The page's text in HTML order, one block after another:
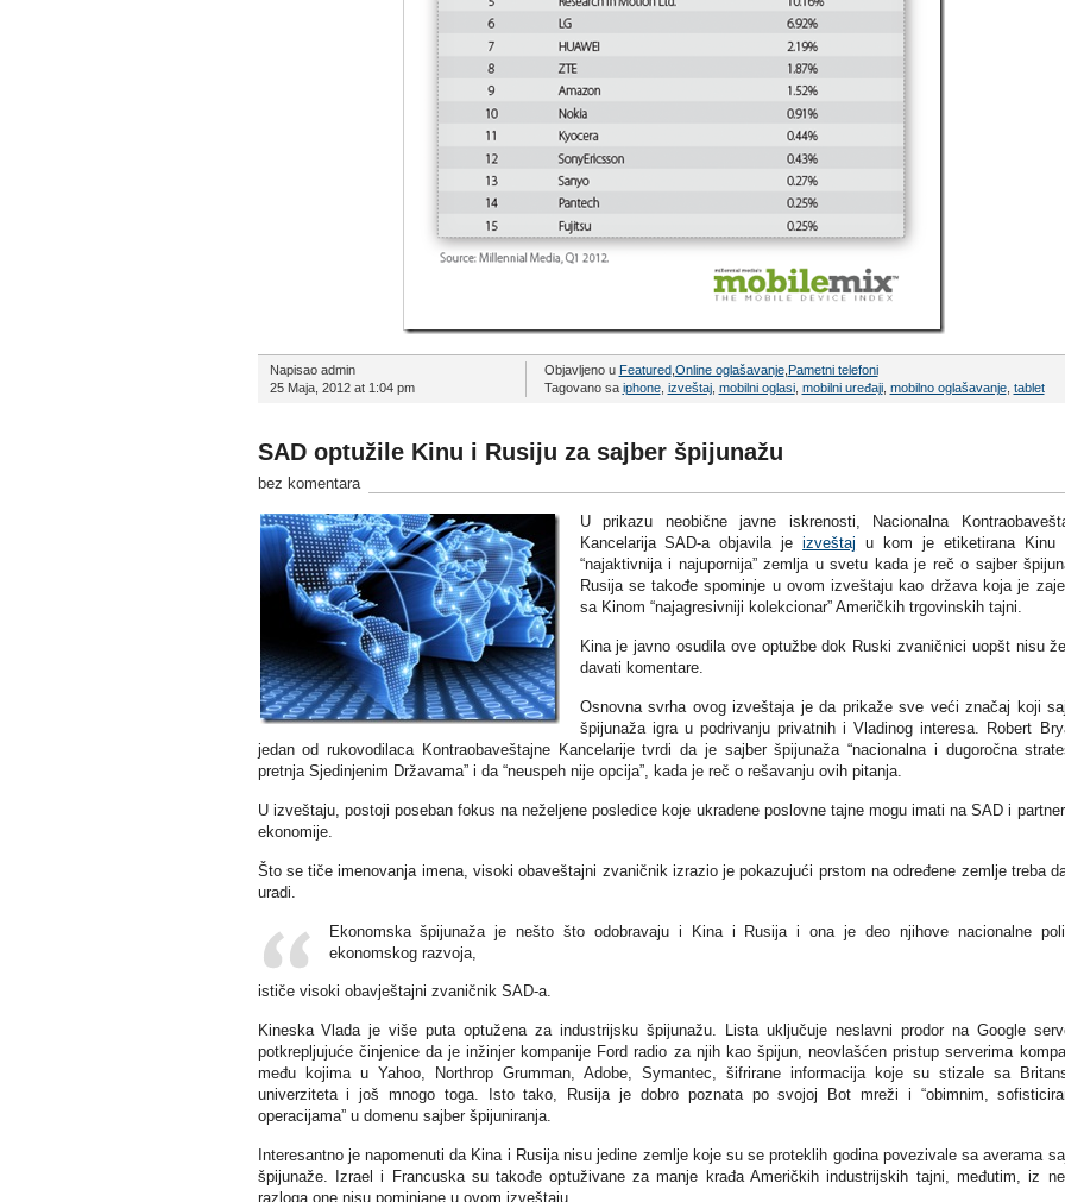
Napisao admin
25 Maja, 2012 at 1:04 pm
Objavljeno u Featured, Online oglašavanje, Pametni telefoni
Tagovano sa iphone, izveštaj, mobilni oglasi, mobilni uređaji, mobilno oglašavanje, tablet
SAD optužile Kinu i Rusiju za sajber špijunažu
bez komentara
U prikazu neobične javne iskrenosti, Nacionalna
Kancelarija SAD-a objavila jeizveštaj u kom je etiketirana Kinu
“najaktivnija i najupornija” zemlja u svetu kada je reč o sajber
Rusija se takođe spominje u ovom izveštaju kao država koja je
sa Kinom “najagresivniji kolekcionar” Američkih trgovinskih tajni.
Kina je javno osudila ove optužbe dok Ruski zvaničnici uopšt nisu
davati komentare.
Osnovna svrha ovog izveštaja je da prikaže sve veći značaj koji
špijunaža igra u podrivanju privatnih i Vladinog interesa. Robert
jedan od rukovodilaca Kontraobaveštajne Kancelarije tvrdi da je sajber špijunaža “nacionalna i dugoročna
pretnja Sjedinjenim Državama” i da “neuspeh nije opcija”, kada je reč o rešavanju ovih pitanja.
U izveštaju, postoji poseban fokus na neželjene posledice koje ukradene poslovne tajne mogu imati na SAD i
ekonomije.
Što se tiče imenovanja imena, visoki obaveštajni zvaničnik izrazio je pokazujući prstom na određene zemlje treba
uradi.
Ekonomska špijunaža je nešto što odobravaju i Kina i Rusija i ona je deo njihove nacionalne
ekonomskog razvoja,
ističe visoki obavještajni zvaničnik SAD-a.
Kineska Vlada je više puta optužena za industrijsku špijunažu. Lista uključuje neslavni prodor na Google
potkrepljujuće činjenice da je inžinjer kompanije Ford radio za njih kao špijun, neovlašćen pristup serverima
među kojima u Yahoo, Northrop Grumman, Adobe, Symantec, šifrirane informacija koje su stizale sa
univerziteta i još mnogo toga. Isto tako, Rusija je dobro poznata po svojoj Bot mreži i “obimnim,
operacijama” u domenu sajber špijuniranja.
Interesantno je napomenuti da Kina i Rusija nisu jedine zemlje koje su se proteklih godina povezivale sa averama
špijunaže. Izrael i Francuska su takođe optuživane za manje krađa Američkih industrijskih tajni, međutim, iz
razloga one nisu pominjane u ovom izveštaju.